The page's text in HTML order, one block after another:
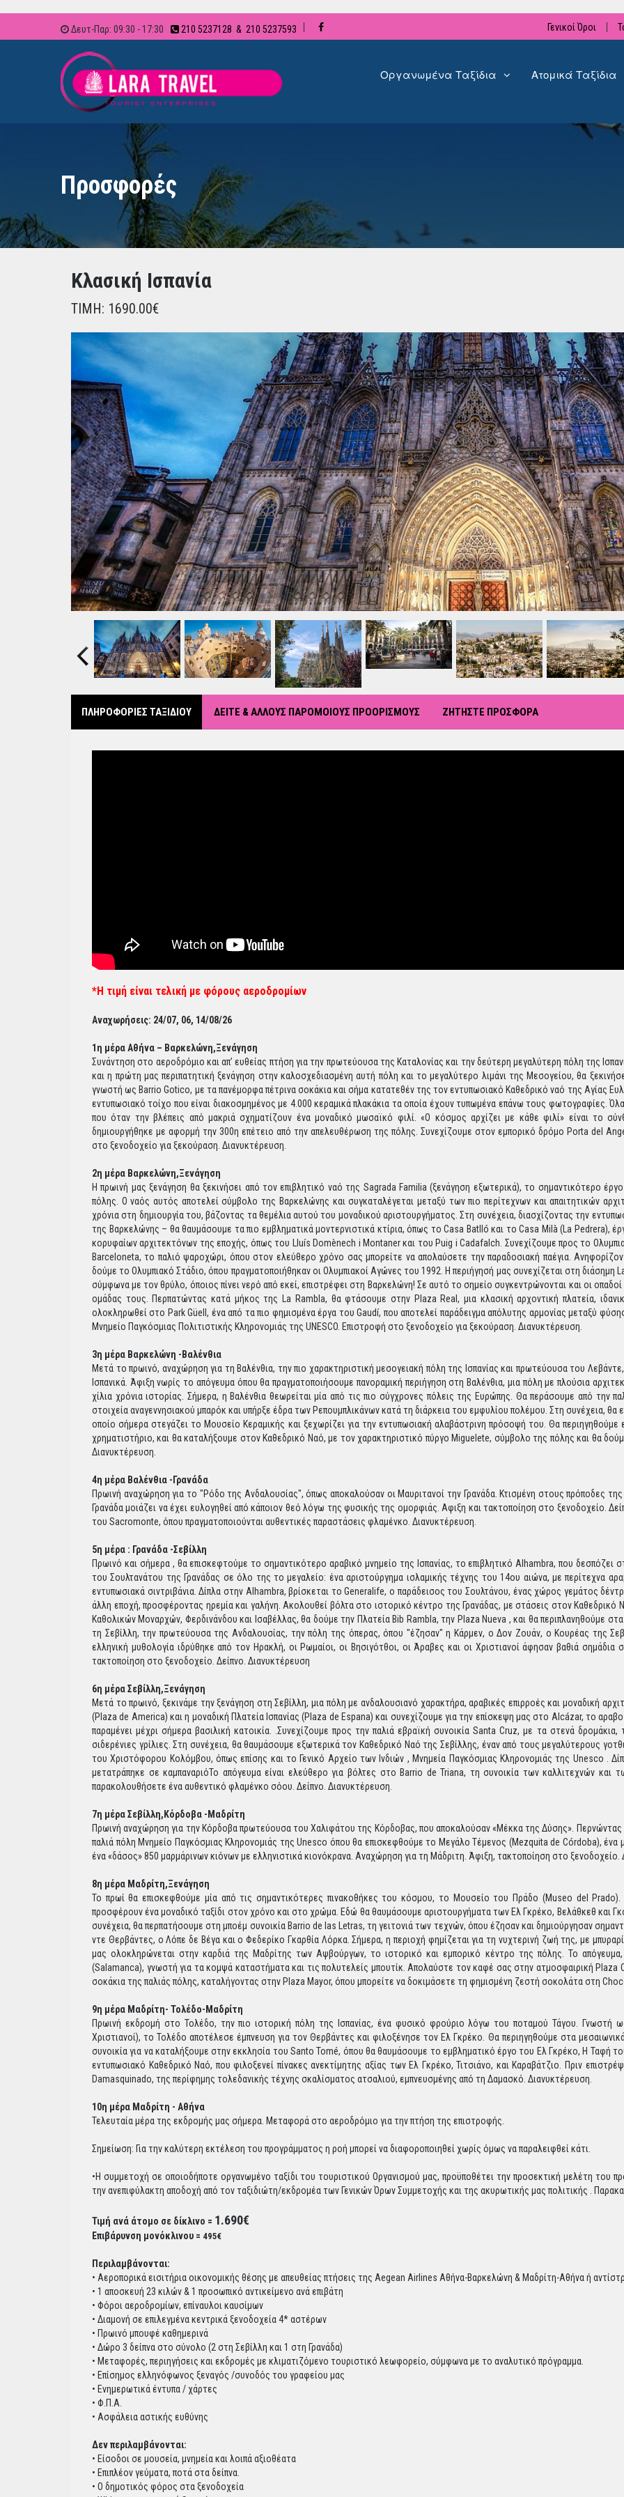
Δευτ-Παρ: 09:30 - 17:30 210 5237128 & 210 5237593 Γενικοί Όροι
Οργανωμένα Ταξίδια Ατομικά Ταξίδια
Προσφορές
Κλασική Ισπανία
ΤΙΜΗ: 1690.00€
Previous
ΠΛΗΡΟΦΟΡΙΕΣ ΤΑΞΙΔΙΟΥ ΔΕΙΤΕ & ΑΛΛΟΥΣ ΠΑΡΟΜΟΙΟΥΣ ΠΡΟΟΡΙΣΜΟΥΣ ΖΗΤΗΣΤΕ ΠΡΟΣΦΟΡΑ
*Η τιμή είναι τελική με φόρους αεροδρομίων
Αναχωρήσεις: 24/07, 06, 14/08/26
1η μέρα Αθήνα – Βαρκελώνη,Ξενάγηση
Συνάντηση στο αεροδρόμιο και απ’ ευθείας πτήση για την πρωτεύουσα της Καταλονίας και την δεύτερη μεγαλύτερη πόλη της
και η πρώτη μας περιπατητική ξενάγηση στην καλοσχεδιασμένη αυτή πόλη και το μεγαλύτερο λιμάνι της Μεσογείου, θα
γνωστή ως Barrio Gotico, με τα πανέμορφα πέτρινα σοκάκια και σήμα κατατεθέν της τον εντυπωσιακό Καθεδρικό ναό της Αγίας
εντυπωσιακό τοίχο που είναι διακοσμημένος με 4.000 κεραμικά πλακάκια τα οποία έχουν τυπωμένα επάνω τους φωτογραφίες.
που όταν την βλέπεις από μακριά σχηματίζουν ένα μοναδικό μωσαϊκό φιλί. «Ο κόσμος αρχίζει με κάθε φιλί» είναι το
δημιουργήθηκε με αφορμή την 300η επέτειο από την απελευθέρωση της πόλης. Συνεχίζουμε στον εμπορικό δρόμο Porta del
στο ξενοδοχείο για ξεκούραση. Διανυκτέρευση.
2η μέρα Βαρκελώνη,Ξενάγηση
Η πρωινή μας ξενάγηση θα ξεκινήσει από τον επιβλητικό ναό της Sagrada Familia (ξενάγηση εξωτερικά), το σημαντικότερο
πόλης. Ο ναός αυτός αποτελεί σύμβολο της Βαρκελώνης και συγκαταλέγεται μεταξύ των πιο περίτεχνων και απαιτητικών
χρόνια στη δημιουργία του, βάζοντας τα θεμέλια αυτού του μοναδικού αριστουργήματος. Στη συνέχεια, διασχίζοντας την
της Βαρκελώνης – θα θαυμάσουμε τα πιο εμβληματικά μοντερνιστικά κτίρια, όπως το Casa Batlló και το Casa Milà (La Pedrera),
κορυφαίων αρχιτεκτόνων της εποχής, όπως του Lluís Domènech i Montaner και του Puig i Cadafalch. Συνεχίζουμε προς το
Barceloneta, το παλιό ψαροχώρι, όπου στον ελεύθερο χρόνο σας μπορείτε να απολαύσετε την παραδοσιακή παέγια.
δούμε το Ολυμπιακό Στάδιο, όπου πραγματοποιήθηκαν οι Ολυμπιακοί Αγώνες του 1992. Η περιήγησή μας συνεχίζεται στη
σύμφωνα με τον θρύλο, όποιος πίνει νερό από εκεί, επιστρέφει στη Βαρκελώνη! Σε αυτό το σημείο συγκεντρώνονται και οι
ομάδας τους. Περπατώντας κατά μήκος της La Rambla, θα φτάσουμε στην Plaza Real, μια κλασική αρχοντική πλατεία,
ολοκληρωθεί στο Park Güell, ένα από τα πιο φημισμένα έργα του Gaudí, που αποτελεί παράδειγμα απόλυτης αρμονίας μεταξύ
Μνημείο Παγκόσμιας Πολιτιστικής Κληρονομιάς της UNESCO. Επιστροφή στο ξενοδοχείο για ξεκούραση. Διανυκτέρευση.
3η μέρα Βαρκελώνη -Βαλένθια
Μετά το πρωινό, αναχώρηση για τη Βαλένθια, την πιο χαρακτηριστική μεσογειακή πόλη της Ισπανίας και πρωτεύουσα του
Ισπανικά. Άφιξη νωρίς το απόγευμα όπου θα πραγματοποιήσουμε πανοραμική περιήγηση στη Βαλένθια, μια πόλη με πλούσια
χίλια χρόνια ιστορίας. Σήμερα, η Βαλένθια θεωρείται μία από τις πιο σύγχρονες πόλεις της Ευρώπης. Θα περάσουμε από την
στοιχεία αναγεννησιακού μπαρόκ και υπήρξε έδρα των Ρεπουμπλικάνων κατά τη διάρκεια του εμφυλίου πολέμου. Στη συνέχεια,
οποίο σήμερα στεγάζει το Μουσείο Κεραμικής και ξεχωρίζει για την εντυπωσιακή αλαβάστρινη πρόσοψή του. Θα περιηγηθούμε
χρηματιστήριο, και θα καταλήξουμε στον Καθεδρικό Ναό, με τον χαρακτηριστικό πύργο Miguelete, σύμβολο της πόλης και θα
Διανυκτέρευση.
4η μέρα Βαλένθια -Γρανάδα
Πρωινή αναχώρηση για το "Ρόδο της Ανδαλουσίας", όπως αποκαλούσαν οι Μαυριτανοί την Γρανάδα. Κτισμένη στους πρόποδες
Γρανάδα μοιάζει να έχει ευλογηθεί από κάποιον θεό λόγω της φυσικής της ομορφιάς. Αφιξη και τακτοποίηση στο ξενοδοχείο.
του Sacromonte, όπου πραγματοποιούνται αυθεντικές παραστάσεις φλαμένκο. Διανυκτέρευση.
5η μέρα : Γρανάδα -Σεβίλλη
Πρωινό και σήμερα , θα επισκεφτούμε το σημαντικότερο αραβικό μνημείο της Ισπανίας, το επιβλητικό Alhambra, που
του Σουλτανάτου της Γρανάδας σε όλο της το μεγαλείο: ένα αριστούργημα ισλαμικής τέχνης του 14ου αιώνα, με περίτεχνα
εντυπωσιακά σιντριβάνια. Δίπλα στην Alhambra, βρίσκεται το Generalife, ο παράδεισος του Σουλτάνου, ένας χώρος γεμάτος
άλλη εποχή, προσφέροντας ηρεμία και γαλήνη. Ακολουθεί βόλτα στο ιστορικό κέντρο της Γρανάδας, με στάσεις στον Καθεδρικό
Καθολικών Μοναρχών, Φερδινάνδου και Ισαβέλλας, θα δούμε την Πλατεία Bib Rambla, την Plaza Nueva , και θα περιπλανηθούμε
τη Σεβίλλη, την πρωτεύουσα της Ανδαλουσίας, την πόλη της όπερας, όπου "έζησαν" η Κάρμεν, ο Δον Ζουάν, ο Κουρέας της
ελληνική μυθολογία ιδρύθηκε από τον Ηρακλή, οι Ρωμαίοι, οι Βησιγότθοι, οι Άραβες και οι Χριστιανοί άφησαν βαθιά σημάδια
τακτοποίηση στο ξενοδοχείο. Δείπνο. Διανυκτέρευση
6η μέρα Σεβίλλη,Ξενάγηση
Μετά το πρωινό, ξεκινάμε την ξενάγηση στη Σεβίλλη, μια πόλη με ανδαλουσιανό χαρακτήρα, αραβικές επιρροές και μοναδική
(Plaza de America) και η μοναδική Πλατεία Ισπανίας (Plaza de Espana) και συνεχίζουμε για την επίσκεψη μας στο Alcázar, το
παραμένει μέχρι σήμερα βασιλική κατοικία. .Συνεχίζουμε προς την παλιά εβραϊκή συνοικία Santa Cruz, με τα στενά
σιδερένιες γρίλιες. Στη συνέχεια, θα θαυμάσουμε εξωτερικά τον Καθεδρικό Ναό της Σεβίλλης, έναν από τους μεγαλύτερους
του Χριστόφορου Κολόμβου, όπως επίσης και το Γενικό Αρχείο των Ινδιών , Μνημεία Παγκόσμιας Κληρονομιάς της Unesco .
μετατράπηκε σε καμπαναριόΤο απόγευμα είναι ελεύθερο για βόλτες στο Barrio de Triana, τη συνοικία των καλλιτεχνών και
παρακολουθήσετε ένα αυθεντικό φλαμένκο σόου. Δείπνο. Διανυκτέρευση.
7η μέρα Σεβίλλη,Κόρδοβα -Μαδρίτη
Πρωινή αναχώρηση για την Κόρδοβα πρωτεύουσα του Χαλιφάτου της Κόρδοβας, που αποκαλούσαν «Μέκκα της Δύσης». Περνώντας
παλιά πόλη Μνημείο Παγκόσμιας Κληρονομιάς της Unesco όπου θα επισκεφθούμε το Μεγάλο Τέμενος (Mezquita de Córdoba), ένα
ένα «δάσος» 850 μαρμάρινων κιόνων με ελληνιστικά κιονόκρανα. Αναχώρηση για τη Μάδριτη. Άφιξη, τακτοποίηση στο ξενοδοχείο.
8η μέρα Μαδρίτη,Ξενάγηση
Το πρωί θα επισκεφθούμε μία από τις σημαντικότερες πινακοθήκες του κόσμου, το Μουσείο του Πράδο (Museo del
προσφέρουν ένα μοναδικό ταξίδι στον χρόνο και στο χρώμα. Εδώ θα θαυμάσουμε αριστουργήματα των Ελ Γκρέκο, Βελάθκεθ και
συνέχεια, θα περπατήσουμε στη μποέμ συνοικία Barrio de las Letras, τη γειτονιά των τεχνών, όπου έζησαν και δημιούργησαν
ντε Θερβάντες, ο Λόπε δε Βέγα και ο Φεδερίκο Γκαρθία Λόρκα. Σήμερα, η περιοχή φημίζεται για τη νυχτερινή ζωή της, με
μας ολοκληρώνεται στην καρδιά της Μαδρίτης των Αψβούργων, το ιστορικό και εμπορικό κέντρο της πόλης. Το απόγευμα,
(Salamanca), γνωστή για τα κομψά καταστήματα και τις πολυτελείς μπουτίκ. Απολαύστε τον καφέ σας στην ατμοσφαιρική Plaza
σοκάκια της παλιάς πόλης, καταλήγοντας στην Plaza Mayor, όπου μπορείτε να δοκιμάσετε τη φημισμένη ζεστή σοκολάτα στη
9η μέρα Μαδρίτη- Τολέδο-Mαδρίτη
Πρωινή εκδρομή στο Τολέδο, την πιο ιστορική πόλη της Ισπανίας, ένα φυσικό φρούριο λόγω του ποταμού Τάγου. Γνωστή
Χριστιανοί), το Τολέδο αποτέλεσε έμπνευση για τον Θερβάντες και φιλοξένησε τον Ελ Γκρέκο. Θα περιηγηθούμε στα
συνοικία για να καταλήξουμε στην εκκλησία του Santo Tomé, όπου θα θαυμάσουμε το εμβληματικό έργο του Ελ Γκρέκο, Η Ταφή
εντυπωσιακό Καθεδρικό Ναό, που φιλοξενεί πίνακες ανεκτίμητης αξίας των Ελ Γκρέκο, Τιτσιάνο, και Καραβάτζιο. Πριν
Damasquinado, της περίφημης τολεδανικής τέχνης σκαλίσματος ατσαλιού, εμπνευσμένης από τη Δαμασκό. Διανυκτέρευση.
10η μέρα Μαδρίτη - Αθήνα
Τελευταία μέρα της εκδρομής μας σήμερα. Μεταφορά στο αεροδρόμιο για την πτήση της επιστροφής.
Σημείωση: Για την καλύτερη εκτέλεση του προγράμματος η ροή μπορεί να διαφοροποιηθεί χωρίς όμως να παραλειφθεί κάτι.
•Η συμμετοχή σε οποιοδήποτε οργανωμένο ταξίδι του τουριστικού Οργανισμού μας, προϋποθέτει την προσεκτική μελέτη του
την ανεπιφύλακτη αποδοχή από τον ταξιδιώτη/εκδρομέα των Γενικών Όρων Συμμετοχής και της ακυρωτικής μας πολιτικής .
Τιμή ανά άτομο σε δίκλινο = 1.690€
Επιβάρυνση μονόκλινου = 495€
Περιλαμβάνονται:
• Αεροπορικά εισιτήρια οικονομικής θέσης με απευθείας πτήσεις της Aegean Airlines Αθήνα-Βαρκελώνη & Μαδρίτη-Αθήνα ή
• 1 αποσκευή 23 κιλών & 1 προσωπικό αντικείμενο ανά επιβάτη
• Φόροι αεροδρομίων, επίναυλοι καυσίμων
• Διαμονή σε επιλεγμένα κεντρικά ξενοδοχεία 4* αστέρων
• Πρωινό μπουφέ καθημερινά
• Δώρο 3 δείπνα στο σύνολο (2 στη Σεβίλλη και 1 στη Γρανάδα)
• Μεταφορές, περιηγήσεις και εκδρομές με κλιματιζόμενο τουριστικό λεωφορείο, σύμφωνα με το αναλυτικό πρόγραμμα.
• Επίσημος ελληνόφωνος ξεναγός /συνοδός του γραφείου μας
• Ενημερωτικά έντυπα / χάρτες
• Φ.Π.Α.
• Ασφάλεια αστικής ευθύνης
Δεν περιλαμβάνονται:
• Είσοδοι σε μουσεία, μνημεία και λοιπά αξιοθέατα
• Επιπλέον γεύματα, ποτά στα δείπνα.
• Ο δημοτικός φόρος στα ξενοδοχεία